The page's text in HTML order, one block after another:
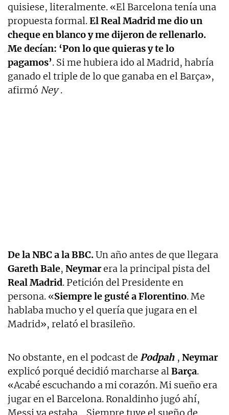
quisiese, literalmente. «El Barcelona tenía una
propuesta formal.El Real Madrid me dio un
cheque en blanco y me dijeron de rellenarlo.
Me decían: ‘Pon lo que quieras y te lo
pagamos’. Si me hubiera ido al Madrid, habría
ganado el triple de lo que ganaba en el Barça»,
afirmó Ney .
De la NBC a la BBC.Un año antes de que llegara
Gareth Bale, Neymarera la principal pista del
Real Madrid. Petición del Presidente en
persona. «Siempre le gusté a Florentino. Me
hablaba mucho y el quería que jugara en el
Madrid», relató el brasileño.
No obstante, en el podcast de Podpah , Neymar
explicó porqué decidió marcharse alBarça.
«Acabé escuchando a mi corazón. Mi sueño era
jugar en el Barcelona. Ronaldinho jugó ahí,
Messi ya estaba… Siempre tuve el sueño de